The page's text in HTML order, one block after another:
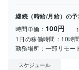
継続（時給/月給）の
時間単価： 100円
1日の稼働時間： 10時
勤務場所： 一部リモー
スケジュール